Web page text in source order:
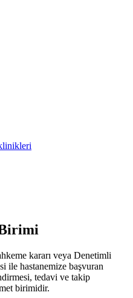
kararı veya Denetimli
ile hastanemize başvuran
tedavi ve takip
birimidir.